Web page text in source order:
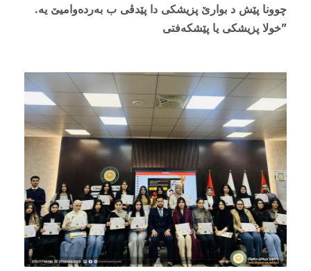
چوونا پێش د بوارێ پزیشکی دا پێدڤی ب بەردەوامیێ یە.
"خولا پزیشکی یا پێشکەفتی